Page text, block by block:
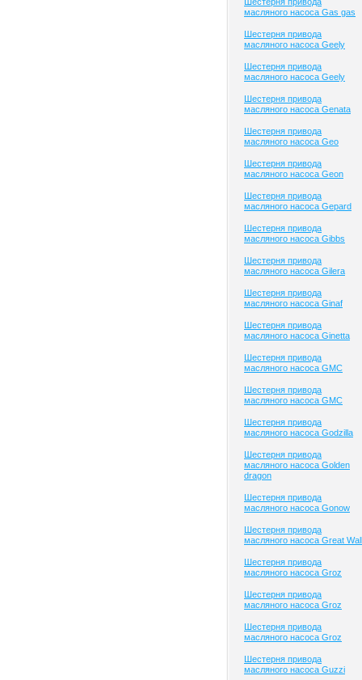
масляного насоса Gas gas
Шестерня привода
масляного насоса Geely
Шестерня привода
масляного насоса Geely
Шестерня привода
масляного насоса Genata
Шестерня привода
масляного насоса Geo
Шестерня привода
масляного насоса Geon
Шестерня привода
масляного насоса Gepard
Шестерня привода
масляного насоса Gibbs
Шестерня привода
масляного насоса Gilera
Шестерня привода
масляного насоса Ginaf
Шестерня привода
масляного насоса Ginetta
Шестерня привода
масляного насоса GMC
Шестерня привода
масляного насоса GMC
Шестерня привода
масляного насоса Godzilla
Шестерня привода
масляного насоса Golden
dragon
Шестерня привода
масляного насоса Gonow
Шестерня привода
масляного насоса Great Wall
Шестерня привода
масляного насоса Groz
Шестерня привода
масляного насоса Groz
Шестерня привода
масляного насоса Groz
Шестерня привода
масляного насоса Guzzi